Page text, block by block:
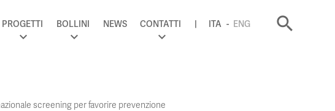
PROGETTI BOLLINI NEWS CONTATTI ITA ENG search
screening per favorire prevenzione